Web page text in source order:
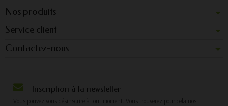
Nos produits
Service client
Contactez-nous
Inscription à la newsletter
Vous pouvez vous désinscrire à tout moment. Vous trouverez pour cela nos